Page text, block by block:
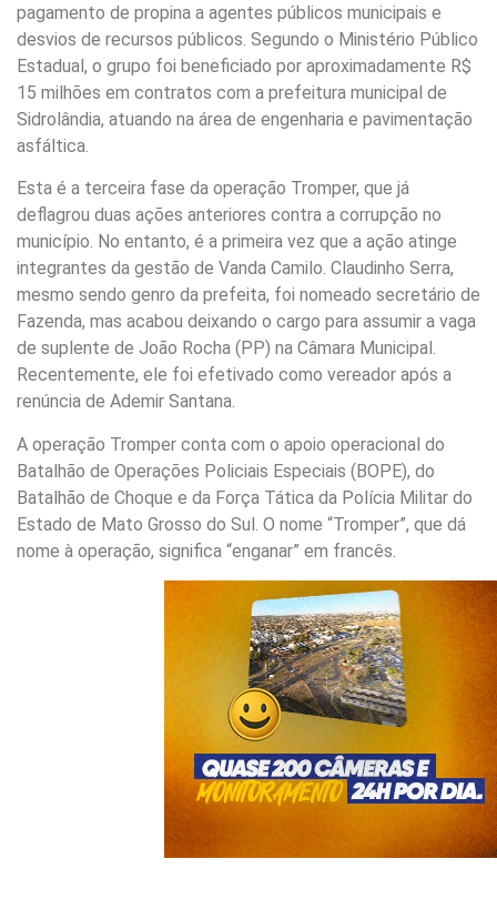
pagamento de propina a agentes públicos municipais e
desvios de recursos públicos. Segundo o Ministério Público
Estadual, o grupo foi beneficiado por aproximadamente R$
15 milhões em contratos com a prefeitura municipal de
Sidrolândia, atuando na área de engenharia e pavimentação
asfáltica.
Esta é a terceira fase da operação Tromper, que já
deflagrou duas ações anteriores contra a corrupção no
município. No entanto, é a primeira vez que a ação atinge
integrantes da gestão de Vanda Camilo. Claudinho Serra,
mesmo sendo genro da prefeita, foi nomeado secretário de
Fazenda, mas acabou deixando o cargo para assumir a vaga
de suplente de João Rocha (PP) na Câmara Municipal.
Recentemente, ele foi efetivado como vereador após a
renúncia de Ademir Santana.
A operação Tromper conta com o apoio operacional do
Batalhão de Operações Policiais Especiais (BOPE), do
Batalhão de Choque e da Força Tática da Polícia Militar do
Estado de Mato Grosso do Sul. O nome “Tromper”, que dá
nome à operação, significa “enganar” em francês.